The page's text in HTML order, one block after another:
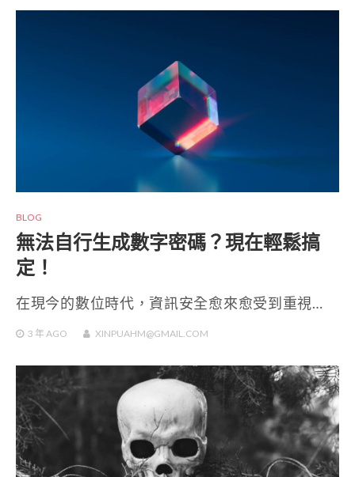
BLOG
無法自行生成數字密碼？現在輕鬆搞
定！
在現今的數位時代，資訊安全愈來愈受到重視…
3 年AGO XINPUAHM@GMAIL.COM